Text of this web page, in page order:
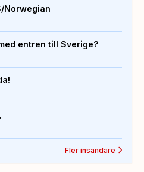
Norwegian
entren till Sverige?
Fler insändare